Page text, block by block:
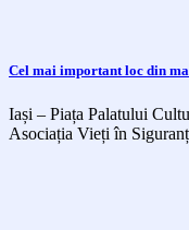
Cel mai important loc din
Iași – Piața Palatului
Asociația Vieți în